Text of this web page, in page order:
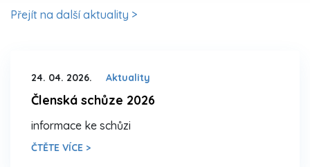
Přejít na další aktuality >
24. 04. 2026. Aktuality
Členská schůze 2026
informace ke schůzi
ČTĚTE VÍCE >